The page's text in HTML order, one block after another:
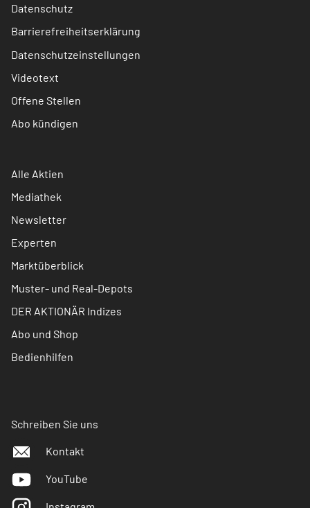
Datenschutz
Barrierefreiheitserklärung
Datenschutzeinstellungen
Videotext
Offene Stellen
Abo kündigen
Alle Aktien
Mediathek
Newsletter
Experten
Marktüberblick
Muster- und Real-Depots
DER AKTIONÄR Indizes
Abo und Shop
Bedienhilfen
Schreiben Sie uns
Kontakt
YouTube